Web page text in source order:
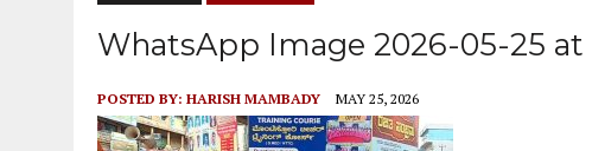
WhatsApp Image 2026-05-25 at
POSTED BY: HARISH MAMBADY MAY 25, 2026